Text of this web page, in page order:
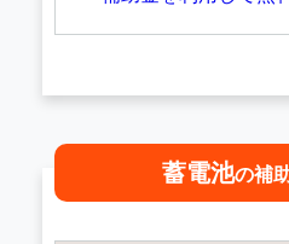
蓄電池の補